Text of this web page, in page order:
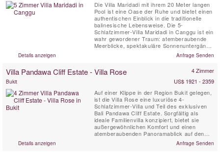
Die Villa Maridadi mit ihrem 20 Meter langen
Pool ist eine Oase der Ruhe und bietet einen
authentischen Einblick in die traditionelle
balinesische Lebensweise. Die 5-
Schlafzimmer-Villa Maridadi in Canggu ist ein
wahr gewordener Traum: atemberaubende
Meerblicke, spektakuläre Sonnenuntergänge
und luxuriöses Open-Air-Wohnen inmitten
von üppig grünen Reisfeldern und sanft
Maridadi liegt nur wenige Meter von den
schwarzen Sandstränden von Cemagi...
Details anzeigen Anfrage Senden
Villa Pandawa Cliff Estate - Villa Rose 4 Zimmer
Bukit
US$ 1921 - 2359
Auf einer Klippe in der Region Bukit gelegen,
ist die Villa Rose eine luxuriöse 4-
Schlafzimmer-Villa und Teil des exklusiven
Bali Pandawa Cliff Estate. Sorgfältig als
ideale Familienvilla konzipiert, bietet sie
außergewöhnlichen Komfort und einen
atemberaubenden Panoramablick auf den
Ozean. Direkt unterhalb des Anwesens
laden die riffgeschützten, kristallklaren
Details anzeigen Anfrage Senden